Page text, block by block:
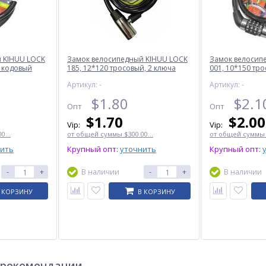
Весы ювелирные 668/500,
500г (0,1г), ОРИГИНАЛ
$2.10
Часы наручные 1520AG
SKMEI, ARMY GREEN
$7.00
LOCK
- +
КОРЗИНУ
Замок велосипедный KIHUU LOCK
185, 12*120 тросовый, 2 ключа
Артикул: -
Опт $1.80
Vip: $1.70
от общей суммы $300.00...
Крупный опт: уточнить
В наличии - +
В КОРЗИНУ
Замок
001, 10*150
Артикул: -
Опт $
Vip: $2.00
от общей суммы
Крупный опт:
В наличии